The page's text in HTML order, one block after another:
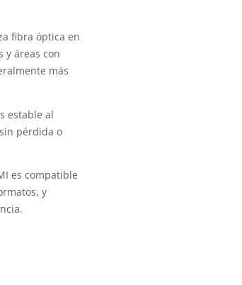
fibra óptica en
y áreas con
más
estable al
pérdida o
es compatible
y